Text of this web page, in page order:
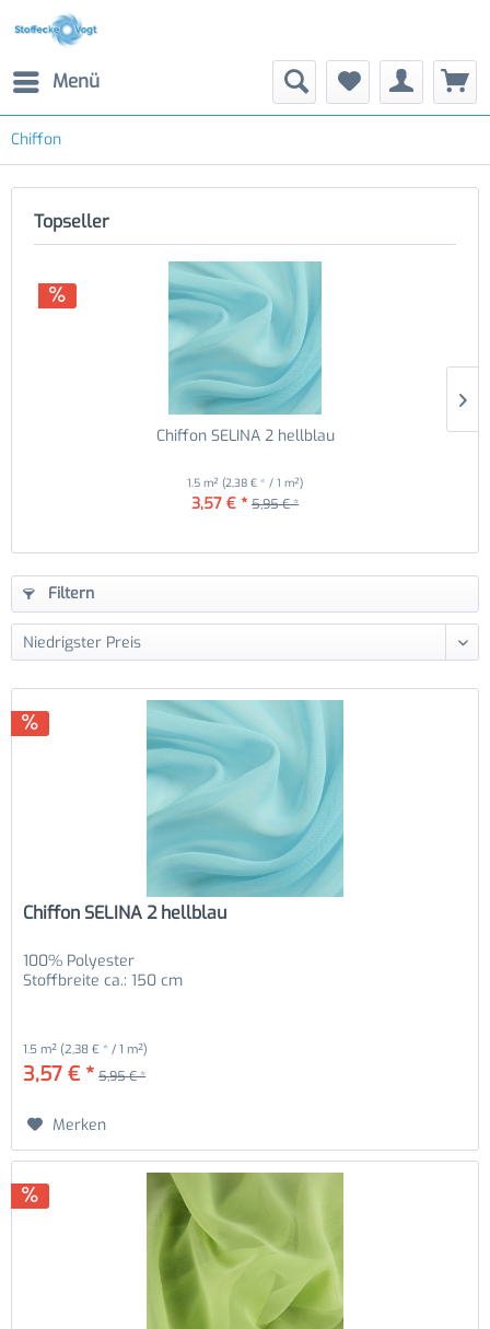
Menü
Chiffon
Topseller
Chiffon SELINA 2 hellblau
1.5 m² (2,38 € * / 1 m²)
3,57 € * 5,95 € *
Filtern
Chiffon SELINA 2 hellblau
100% Polyester
Stoffbreite ca.: 150 cm
1.5 m² (2,38 € * / 1 m²)
3,57 € * 5,95 € *
Merken